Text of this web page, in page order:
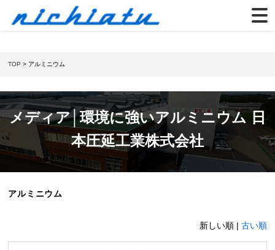
TOP > アルミニウム
メディア│環境に強いアルミニウム 日
本圧延工業株式会社
アルミニウム
新しい順 | 古い順